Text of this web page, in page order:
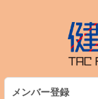
メンバー登録